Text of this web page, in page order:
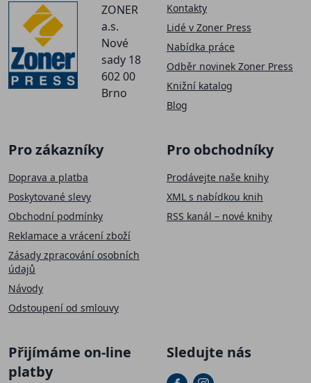
ZONER
a.s.
Nové
sady 18
602 00
Brno
Kontakty
Lidé v Zoner Press
Nabídka práce
Odběr novinek Zoner Press
Knižní katalog
Blog
Pro zákazníky
Doprava a platba
Poskytované slevy
Obchodní podmínky
Reklamace a vrácení zboží
Zásady zpracování osobních
údajů
Návody
Odstoupení od smlouvy
Pro obchodníky
Prodávejte naše knihy
XML s nabídkou knih
RSS kanál – nové knihy
Přijímáme on-line
platby
Sledujte nás